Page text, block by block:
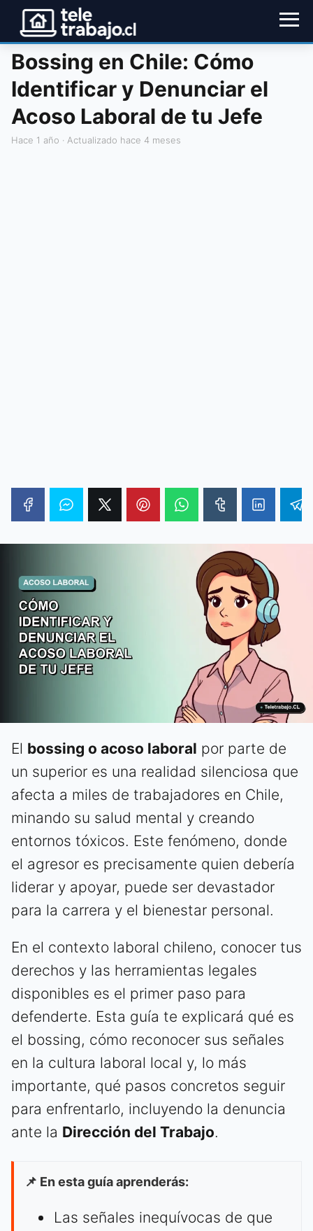
Bossing en Chile: Cómo
Identificar y Denunciar el
Acoso Laboral de tu Jefe
hace 1 año · Actualizado hace 4 meses
El bossing o acoso laboral por parte de
un superior es una realidad silenciosa que
afecta a miles de trabajadores en Chile,
minando su salud mental y creando
entornos tóxicos. Este fenómeno, donde
el agresor es precisamente quien debería
liderar y apoyar, puede ser devastador
para la carrera y el bienestar personal.
En el contexto laboral chileno, conocer tus
derechos y las herramientas legales
disponibles es el primer paso para
defenderte. Esta guía te explicará qué es
el bossing, cómo reconocer sus señales
en la cultura laboral local y, lo más
importante, qué pasos concretos seguir
para enfrentarlo, incluyendo la denuncia
ante la Dirección del Trabajo.
📌 En esta guía aprenderás:
Las señales inequívocas de que